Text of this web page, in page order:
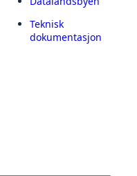
Teknisk
dokumentasjon